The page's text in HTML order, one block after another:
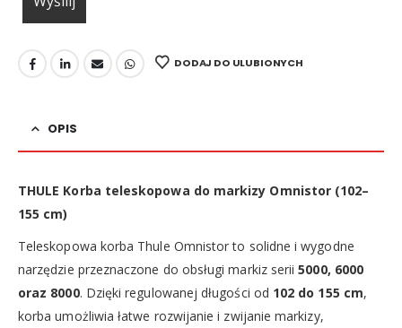
DODAJ DO ULUBIONYCH
OPIS
THULE Korba teleskopowa do markizy Omnistor (102–
155 cm)
Teleskopowa korba Thule Omnistor to solidne i wygodne
narzędzie przeznaczone do obsługi markiz serii5000, 6000
oraz 8000. Dzięki regulowanej długości od 102 do 155 cm,
korba umożliwia łatwe rozwijanie i zwijanie markizy,